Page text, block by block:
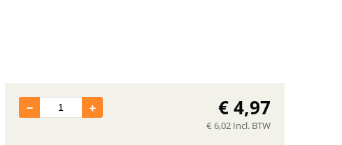
€4,97
€ 6,02 Incl. BTW